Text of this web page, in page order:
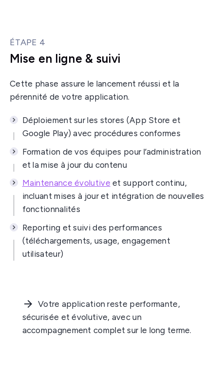
ÉTAPE 4
Mise en ligne & suivi
Cette phase assure le lancement réussi et la
pérennité de votre application.
Déploiement sur les stores (App Store et
Google Play) avec procédures conformes
Formation de vos équipes pour l’administration
et la mise à jour du contenu
Maintenance évolutive et support continu,
incluant mises à jour et intégration de nouvelles
fonctionnalités
Reporting et suivi des performances
(téléchargements, usage, engagement
utilisateur)
Votre application reste performante,
sécurisée et évolutive, avec un
accompagnement complet sur le long terme.